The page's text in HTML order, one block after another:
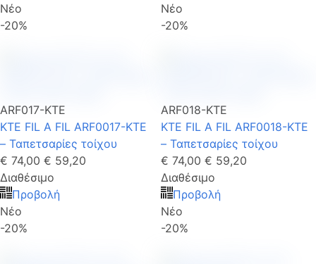
Νέο
-20%
Νέο
-20%
ARF017-KTE
KTE FIL A FIL ARF0017-KTE
– Ταπετσαρίες τοίχου
€ 74,00 € 59,20
Διαθέσιμο
Προβολή
Νέο
-20%
ARF018-KTE
KTE FIL A FIL ARF0018-KTE
– Ταπετσαρίες τοίχου
€ 74,00 € 59,20
Διαθέσιμο
Προβολή
Νέο
-20%